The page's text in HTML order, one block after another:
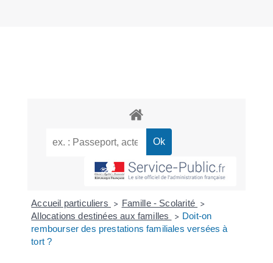
Accueil particuliers > Famille - Scolarité >
Allocations destinées aux familles > Doit-on
rembourser des prestations familiales versées à
tort ?